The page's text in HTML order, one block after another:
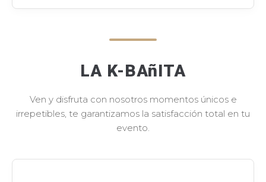
LA K-BAñITA
Ven y disfruta con nosotros momentos únicos e
irrepetibles, te garantizamos la satisfacción total en tu
evento.